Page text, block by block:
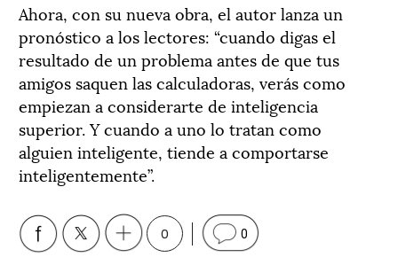
Ahora, con su nueva obra, el autor lanza un
pronóstico a los lectores: “cuando digas el
resultado de un problema antes de que tus
amigos saquen las calculadoras, verás como
empiezan a considerarte de inteligencia
superior. Y cuando a uno lo tratan como
alguien inteligente, tiende a comportarse
inteligentemente”.
0 0